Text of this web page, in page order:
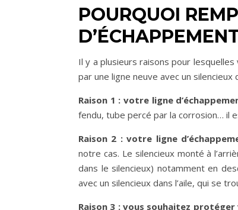
POURQUOI
Il y a plusieurs raisons pour
par une ligne neuve avec un silencieux
Raison 1 : votre ligne
fendu, tube percé par la corrosion… il
Raison 2 : votre ligne
notre cas. Le silencieux monté à
dans le silencieux) notamment en
avec un silencieux dans l’aile, qui se
Raison 3 : vous souhaitez